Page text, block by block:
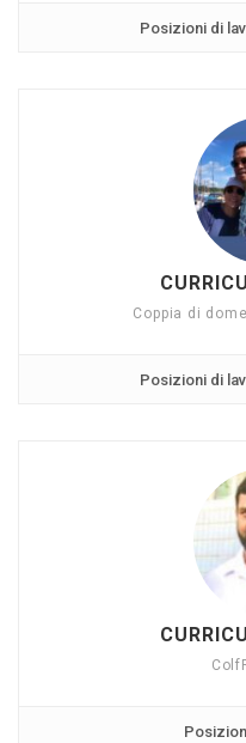
Posizioni di
Coppia di
Posizioni di
Colf